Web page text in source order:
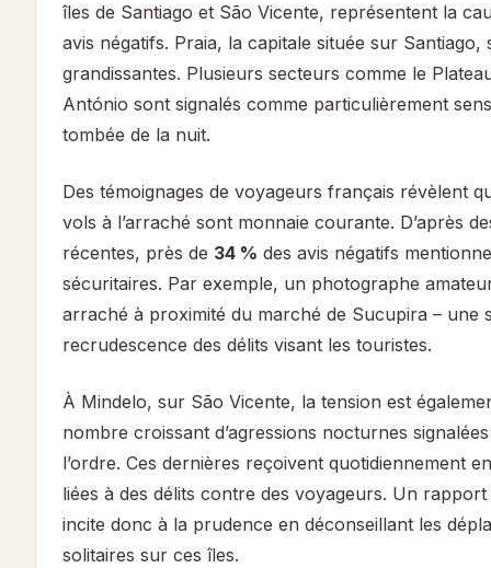
îles de Santiago et São Vicente, représentent la
avis négatifs. Praia, la capitale située sur Santiago,
grandissantes. Plusieurs secteurs comme le
António sont signalés comme particulièrement
tombée de la nuit.
Des témoignages de voyageurs français révèlent
vols à l’arraché sont monnaie courante. D’après
récentes, près de 34 % des avis négatifs
sécuritaires. Par exemple, un photographe
arraché à proximité du marché de Sucupira – une
recrudescence des délits visant les touristes.
À Mindelo, sur São Vicente, la tension est
nombre croissant d’agressions nocturnes
l’ordre. Ces dernières reçoivent quotidiennement
liées à des délits contre des voyageurs. Un
incite donc à la prudence en déconseillant les
solitaires sur ces îles.